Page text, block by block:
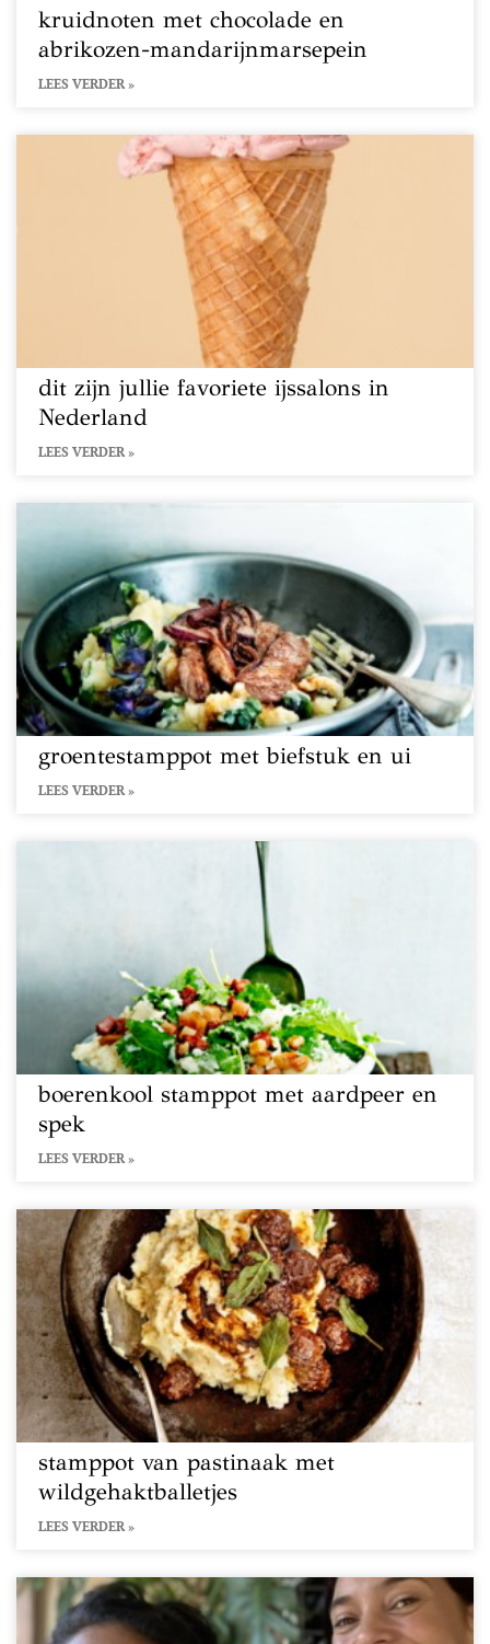
kruidnoten met chocolade en
abrikozen-mandarijnmarsepein
LEES VERDER »
dit zijn jullie favoriete ijssalons in
Nederland
LEES VERDER »
groentestamppot met biefstuk en ui
LEES VERDER »
boerenkool stamppot met aardpeer en
spek
LEES VERDER »
stamppot van pastinaak met
wildgehaktballetjes
LEES VERDER »